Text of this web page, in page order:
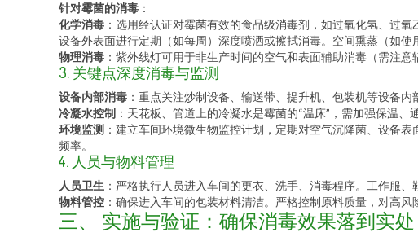
针对霉菌的消毒 ：
化学消毒 ：选用经认证对霉菌有效的食品级消毒剂，如过氧化氢、过
设备外表面进行定期（如每周）深度喷洒或擦拭消毒。空间熏蒸（如
物理消毒 ：紫外线灯可用于非生产时间的空气和表面辅助消毒（需注
3. 关键点深度消毒与监测
设备内部消毒 ：重点关注炒制设备、输送带、提升机、包装机等设备
冷凝水控制 ：天花板、管道上的冷凝水是霉菌的“温床”，需加强保温、
环境监测 ：建立车间环境微生物监控计划，定期对空气沉降菌、设备
频率。
4. 人员与物料管理
人员卫生 ：严格执行人员进入车间的更衣、洗手、消毒程序。工作服、
物料管控 ：确保进入车间的包装材料清洁。严格控制原料质量，对高风
三、 实施与验证：确保消毒效果落到实处